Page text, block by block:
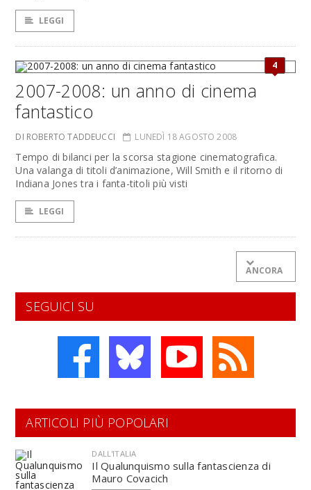
LEGGI
4
2007-2008: un anno di cinema
fantastico
DI ROBERTO TADDEUCCI LUNEDÌ 18 AGOSTO 2008
Tempo di bilanci per la scorsa stagione cinematografica.
Una valanga di titoli d’animazione, Will Smith e il ritorno di
Indiana Jones tra i fanta-titoli più visti
LEGGI
ANCORA
SEGUICI SU
ARTICOLI PIÙ POPOLARI
DALL'ITALIA
Il Qualunquismo sulla fantascienza di
Mauro Covacich